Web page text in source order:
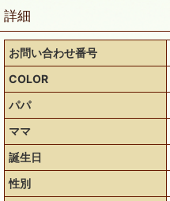
詳細
お問い合わせ番号
COLOR
パパ
ママ
誕生日
性別